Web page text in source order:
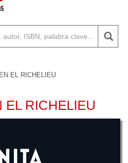
EL RICHELIEU
EL RICHELIEU